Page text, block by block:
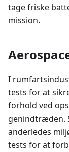
tage friske
mission.
I
tests for at
forhold ved
genindtræden.
anderledes
tests for at